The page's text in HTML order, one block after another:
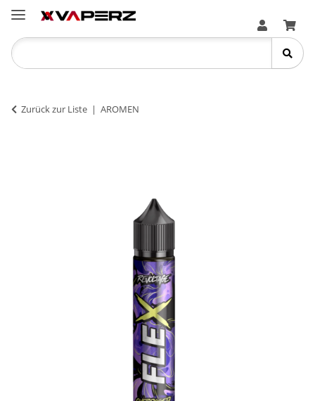
Zurück zur Liste AROMEN